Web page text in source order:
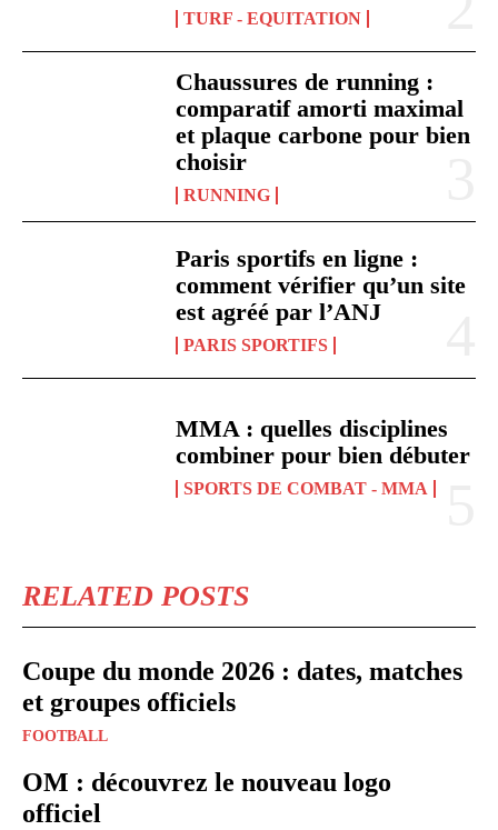
TURF - EQUITATION
Chaussures de running :
comparatif amorti maximal
et plaque carbone pour bien
choisir
RUNNING
Paris sportifs en ligne :
comment vérifier qu’un site
est agréé par l’ANJ
PARIS SPORTIFS
MMA : quelles disciplines
combiner pour bien débuter
SPORTS DE COMBAT - MMA
RELATED POSTS
Coupe du monde 2026 : dates, matches
et groupes officiels
FOOTBALL
OM : découvrez le nouveau logo
officiel